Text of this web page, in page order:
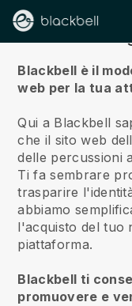
Blackbell è il
web per la tua
Qui a Blackbell
che il sito web
delle percussioni
Ti fa sembrare
trasparire
abbiamo
l'acquisto del tuo
piattaforma.
Blackbell ti
promuovere e